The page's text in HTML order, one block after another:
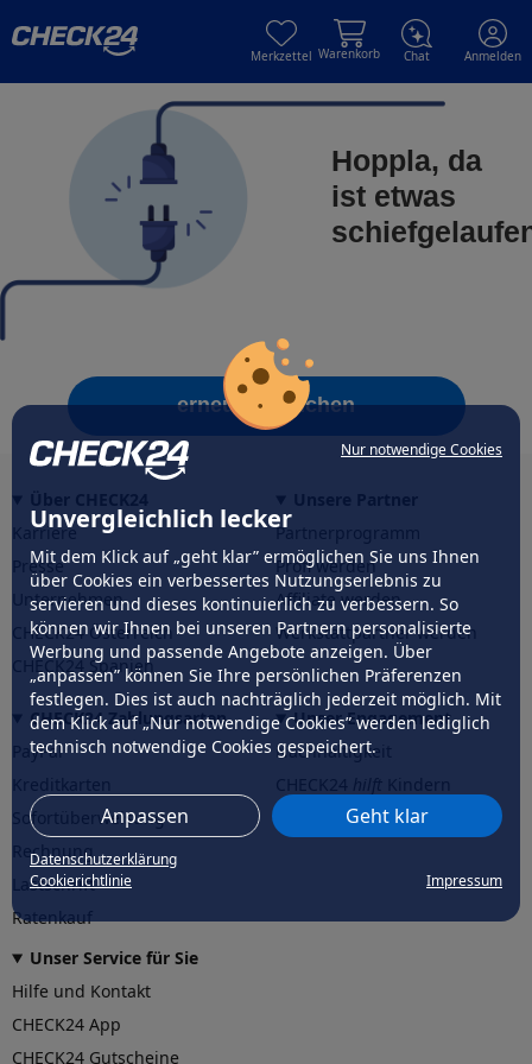
Nur notwendige Cookies
Unvergleichlich lecker
Mit dem Klick auf „geht klar” ermöglichen Sie uns Ihnen
über Cookies ein verbessertes Nutzungserlebnis zu
servieren und dieses kontinuierlich zu verbessern. So
können wir Ihnen bei unseren Partnern personalisierte
Werbung und passende Angebote anzeigen. Über
„anpassen” können Sie Ihre persönlichen Präferenzen
festlegen. Dies ist auch nachträglich jederzeit möglich. Mit
dem Klick auf „Nur notwendige Cookies” werden lediglich
technisch notwendige Cookies gespeichert.
Anpassen Geht klar
Datenschutzerklärung
Cookierichtlinie
Impressum
Merkzettel Warenkorb Chat Anmelden
Hoppla, da
ist etwas
erneut versuchen
Karriere
Presse
Unternehmen
CHECK24 Österreich
CHECK24 Spanien
Partnerprogramm
Profi werden
Affiliate werden
Werkstattpartner werden
CHECK24 Zahlungsarten
PayPal
Sofortüberweisung
Rechnung
Lastschrift
Ratenkauf
Unser Engagement
Nachhaltigkeit
CHECK24hilftder Natur
Unser Service für Sie
Hilfe und Kontakt
CHECK24 App
CHECK24 Gutscheine